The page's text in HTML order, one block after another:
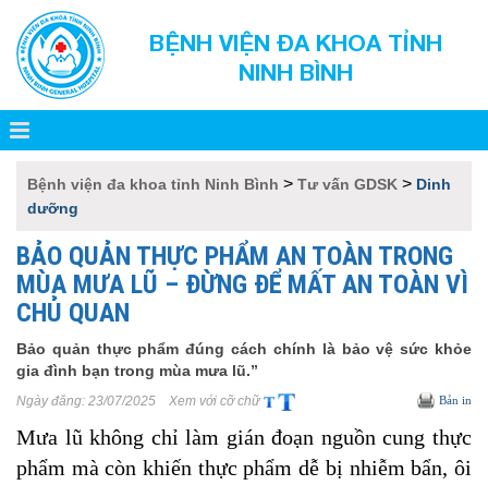
BỆNH VIỆN ĐA KHOA TỈNH
NINH BÌNH
Bệnh viện đa khoa tỉnh Ninh Bình > Tư vấn GDSK > Dinh
dưỡng
BẢO QUẢN THỰC PHẨM AN TOÀN TRONG
MÙA MƯA LŨ – ĐỪNG ĐỂ MẤT AN TOÀN VÌ
CHỦ QUAN
Bảo quản thực phẩm đúng cách chính là bảo vệ sức khỏe
gia đình bạn trong mùa mưa lũ.”
Ngày đăng: 23/07/2025 Xem với cỡ chữ Bản in
Mưa lũ không chỉ làm gián đoạn nguồn cung thực
phẩm mà còn khiến thực phẩm dễ bị nhiễm bẩn, ôi